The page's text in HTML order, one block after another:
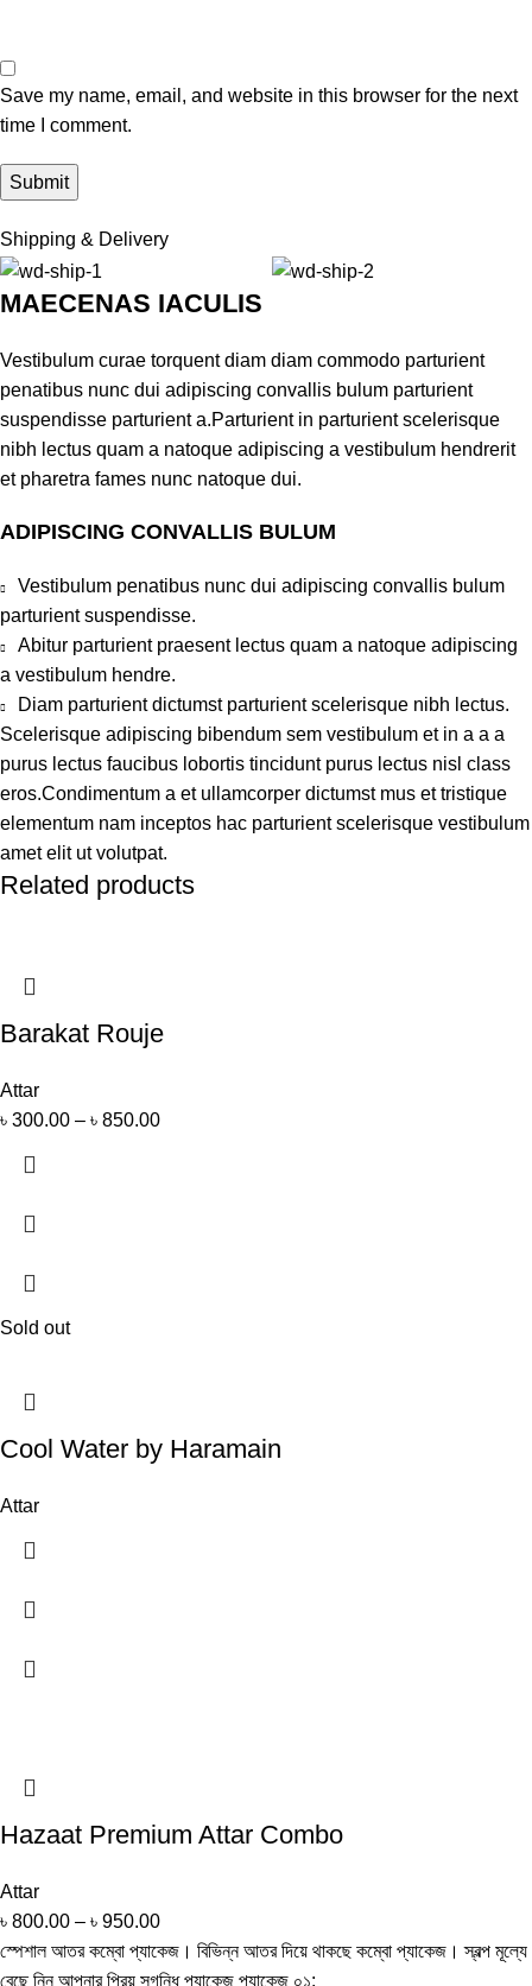
Save my name, email, and website in this browser for the next
time I comment.
Shipping & Delivery
MAECENAS IACULIS
Vestibulum curae torquent diam diam commodo parturient
penatibus nunc dui adipiscing convallis bulum parturient
suspendisse parturient a.Parturient in parturient scelerisque
nibh lectus quam a natoque adipiscing a vestibulum hendrerit
et pharetra fames nunc natoque dui.
ADIPISCING CONVALLIS BULUM
Vestibulum penatibus nunc dui adipiscing convallis bulum
parturient suspendisse.
Abitur parturient praesent lectus quam a natoque adipiscing
a vestibulum hendre.
Diam parturient dictumst parturient scelerisque nibh lectus.
Scelerisque adipiscing bibendum sem vestibulum et in a a a
purus lectus faucibus lobortis tincidunt purus lectus nisl class
eros.Condimentum a et ullamcorper dictumst mus et tristique
elementum nam inceptos hac parturient scelerisque vestibulum
amet elit ut volutpat.
Related products
Barakat Rouje
Attar
৳ 300.00 – ৳ 850.00
Sold out
Cool Water by Haramain
Attar
Hazaat Premium Attar Combo
Attar
৳ 800.00 – ৳ 950.00
স্পেশাল আতর কম্বো প্যাকেজ। বিভিন্ন আতর দিয়ে থাকছে কম্বো প্যাকেজ। স্বল্প মূল্যে
বেছে নিন আপনার প্রিয় সুগন্ধি প্যাকেজ প্যাকেজ ০১: